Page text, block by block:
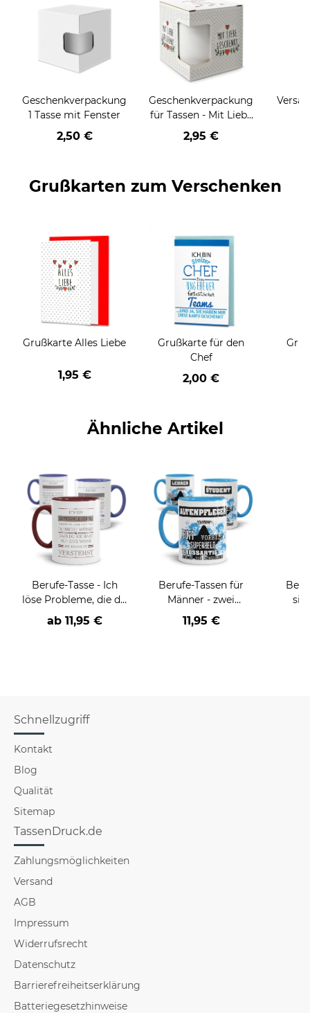
Geschenkverpackung
1 Tasse mit Fenster
2,50 €
Geschenkverpackung
für Tassen - Mit Liebe
geschenkt
2,95 €
Grußkarten zum Verschenken
Grußkarte Alles Liebe
1,95 €
Grußkarte für den
Chef
2,00 €
Ähnliche Artikel
Berufe-Tasse - Ich
löse Probleme, die du
nicht verstehst -
verschiedene Berufe
ab 11,95 €
Berufe-Tassen für
Männer - zwei
Farbvarianten
11,95 €
Schnellzugriff
Kontakt
Blog
Qualität
Sitemap
TassenDruck.de
Zahlungsmöglichkeiten
Versand
AGB
Impressum
Widerrufsrecht
Datenschutz
Barrierefreiheitserklärung
Batteriegesetzhinweise